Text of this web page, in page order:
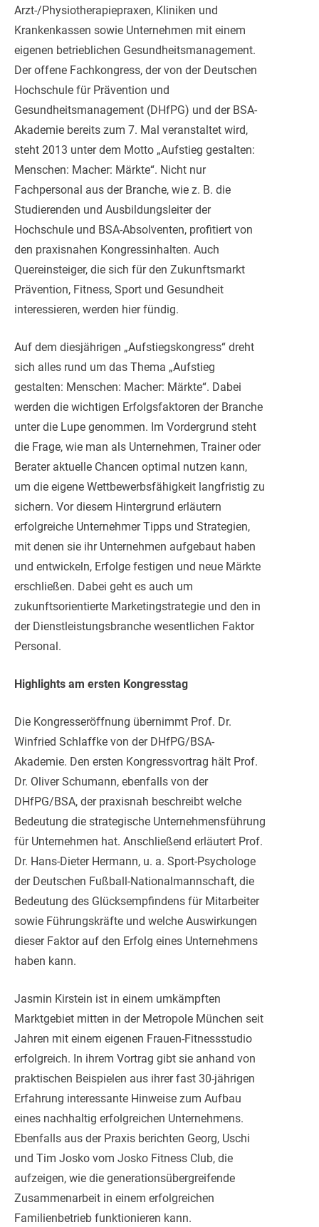
Arzt-/Physiotherapiepraxen, Kliniken und
Krankenkassen sowie Unternehmen mit einem
eigenen betrieblichen Gesundheitsmanagement.
Der offene Fachkongress, der von der Deutschen
Hochschule für Prävention und
Gesundheitsmanagement (DHfPG) und der BSA-
Akademie bereits zum 7. Mal veranstaltet wird,
steht 2013 unter dem Motto „Aufstieg gestalten:
Menschen: Macher: Märkte“. Nicht nur
Fachpersonal aus der Branche, wie z. B. die
Studierenden und Ausbildungsleiter der
Hochschule und BSA-Absolventen, profitiert von
den praxisnahen Kongressinhalten. Auch
Quereinsteiger, die sich für den Zukunftsmarkt
Prävention, Fitness, Sport und Gesundheit
interessieren, werden hier fündig.
Auf dem diesjährigen „Aufstiegskongress“ dreht
sich alles rund um das Thema „Aufstieg
gestalten: Menschen: Macher: Märkte“. Dabei
werden die wichtigen Erfolgsfaktoren der Branche
unter die Lupe genommen. Im Vordergrund steht
die Frage, wie man als Unternehmen, Trainer oder
Berater aktuelle Chancen optimal nutzen kann,
um die eigene Wettbewerbsfähigkeit langfristig zu
sichern. Vor diesem Hintergrund erläutern
erfolgreiche Unternehmer Tipps und Strategien,
mit denen sie ihr Unternehmen aufgebaut haben
und entwickeln, Erfolge festigen und neue Märkte
erschließen. Dabei geht es auch um
zukunftsorientierte Marketingstrategie und den in
der Dienstleistungsbranche wesentlichen Faktor
Personal.
Highlights am ersten Kongresstag
Die Kongresseröffnung übernimmt Prof. Dr.
Winfried Schlaffke von der DHfPG/BSA-
Akademie. Den ersten Kongressvortrag hält Prof.
Dr. Oliver Schumann, ebenfalls von der
DHfPG/BSA, der praxisnah beschreibt welche
Bedeutung die strategische Unternehmensführung
für Unternehmen hat. Anschließend erläutert Prof.
Dr. Hans-Dieter Hermann, u. a. Sport-Psychologe
der Deutschen Fußball-Nationalmannschaft, die
Bedeutung des Glücksempfindens für Mitarbeiter
sowie Führungskräfte und welche Auswirkungen
dieser Faktor auf den Erfolg eines Unternehmens
haben kann.
Jasmin Kirstein ist in einem umkämpften
Marktgebiet mitten in der Metropole München seit
Jahren mit einem eigenen Frauen-Fitnessstudio
erfolgreich. In ihrem Vortrag gibt sie anhand von
praktischen Beispielen aus ihrer fast 30-jährigen
Erfahrung interessante Hinweise zum Aufbau
eines nachhaltig erfolgreichen Unternehmens.
Ebenfalls aus der Praxis berichten Georg, Uschi
und Tim Josko vom Josko Fitness Club, die
aufzeigen, wie die generationsübergreifende
Zusammenarbeit in einem erfolgreichen
Familienbetrieb funktionieren kann.